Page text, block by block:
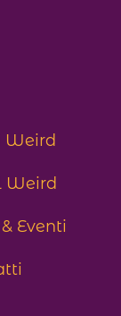
Weird
Weird
Eventi